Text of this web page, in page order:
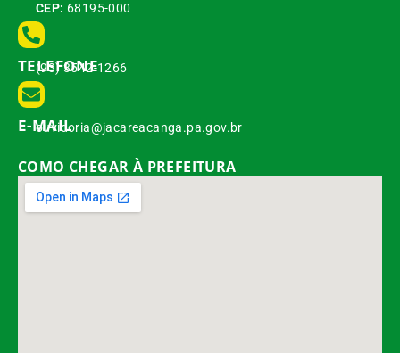
CEP: 68195-000
TELEFONE
(93) 3542-1266
E-MAIL
ouvidoria@jacareacanga.pa.gov.br
COMO CHEGAR À PREFEITURA